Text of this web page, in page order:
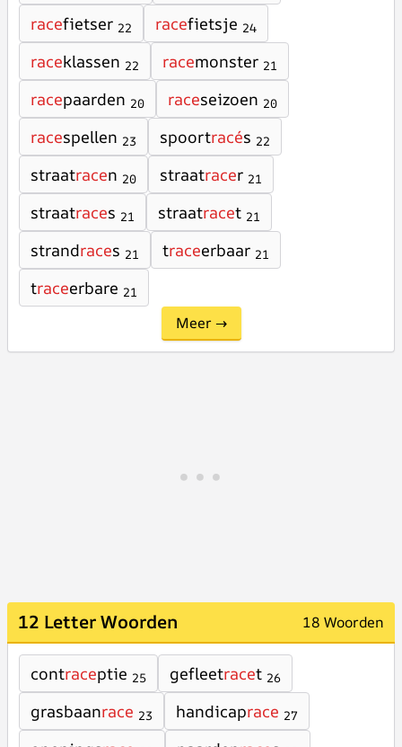
racefietser 22 racefietsje 24
raceklassen 22 racemonster 21
racepaarden 20 raceseizoen 20
racespellen 23 spoortracés 22
straatracen 20 straatracer 21
straatraces 21 straatracet 21
strandraces 21 traceerbaar 21
traceerbare 21
Meer →
12 Letter Woorden 18 Woorden
contraceptie 25 gefleetracet 26
grasbaanrace 23 handicaprace 27